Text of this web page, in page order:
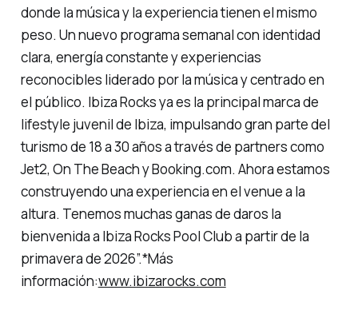
donde la música y la experiencia tienen el mismo
peso. Un nuevo programa semanal con identidad
clara, energía constante y experiencias
reconocibles liderado por la música y centrado en
el público. Ibiza Rocks ya es la principal marca de
lifestyle juvenil de Ibiza, impulsando gran parte del
turismo de 18 a 30 años a través de partners como
Jet2, On The Beach y Booking.com. Ahora estamos
construyendo una experiencia en el venue a la
altura. Tenemos muchas ganas de daros la
bienvenida a Ibiza Rocks Pool Club a partir de la
primavera de 2026”.*Más
información:www.ibizarocks.com